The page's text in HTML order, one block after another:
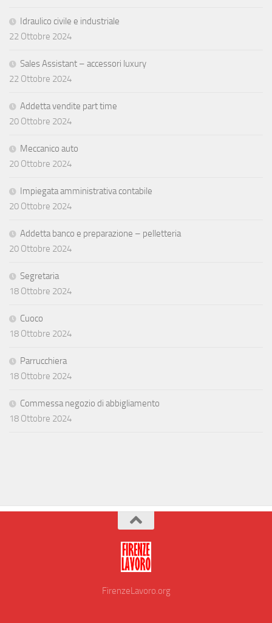
Idraulico civile e industriale
22 Ottobre 2024
Sales Assistant – accessori luxury
22 Ottobre 2024
Addetta vendite part time
20 Ottobre 2024
Meccanico auto
20 Ottobre 2024
Impiegata amministrativa contabile
20 Ottobre 2024
Addetta banco e preparazione – pelletteria
20 Ottobre 2024
Segretaria
18 Ottobre 2024
Cuoco
18 Ottobre 2024
Parrucchiera
18 Ottobre 2024
Commessa negozio di abbigliamento
18 Ottobre 2024
FirenzeLavoro.org